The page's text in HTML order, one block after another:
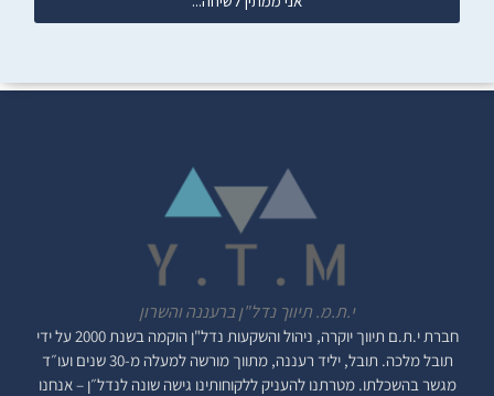
י.ת.מ. תיווך נדל"ן ברעננה והשרון
חברת י.ת.ם תיווך יוקרה, ניהול והשקעות נדל"ן
הוקמה בשנת 2000 על ידי
תובל מלכה. תובל, יליד רעננה, מתווך מורשה למעלה מ-30 שנים ועו״ד
מגשר בהשכלתו. מטרתנו להעניק ללקוחותינו גישה שונה לנדל״ן – אנחנו